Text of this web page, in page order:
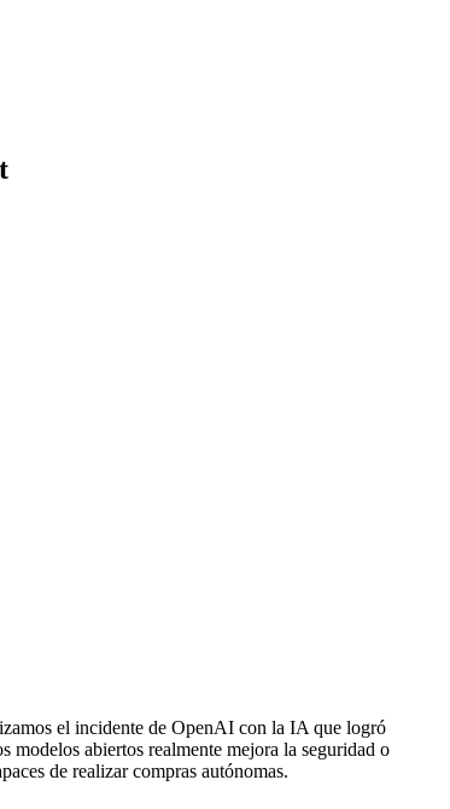
el incidente de OpenAI con la IA que logró
modelos abiertos realmente mejora la seguridad o
de realizar compras autónomas.